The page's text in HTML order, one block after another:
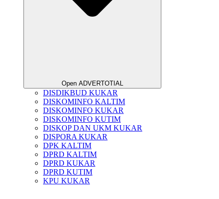
Open ADVERTOTIAL
DISDIKBUD KUKAR
DISKOMINFO KALTIM
DISKOMINFO KUKAR
DISKOMINFO KUTIM
DISKOP DAN UKM KUKAR
DISPORA KUKAR
DPK KALTIM
DPRD KALTIM
DPRD KUKAR
DPRD KUTIM
KPU KUKAR